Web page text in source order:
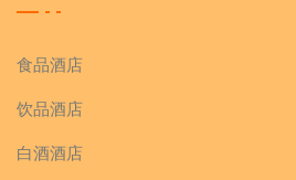
食品酒店
饮品酒店
白酒酒店